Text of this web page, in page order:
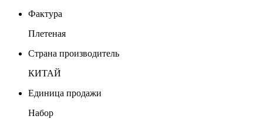
Фактура
Плетеная
Страна производитель
КИТАЙ
Единица продажи
Набор